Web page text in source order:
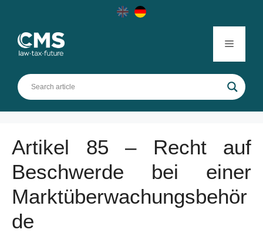
Menu
Artikel 85 – Recht auf
Beschwerde bei einer
Marktüberwachungsbehör
de